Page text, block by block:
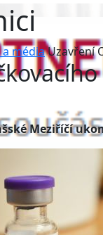
médiaUzavření
Meziříčí